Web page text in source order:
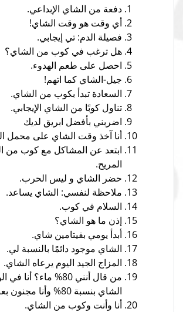
دفعة من الشاي الإبداعي.
أي وقت هو وقت الشاي!
فصيلة الدم: تي إيجابي.
هل ترغب في كوب من الشاي؟
احصل على طعم الهدوء.
جيل-الشاي كما اتهم!
السعادة تبدأ بكوب من الشاي.
تناول كوبًا من الشاي الإيجابي.
اضربني بأفضل ابريق لديك
أنا آخذ وقت الشاي على محمل
ابتعد عن المشاكل مع كوب من
المريح.
حضر الشاي و ليس الحرب.
ملاحظة لنفسي: الشاي يساعد.
السلام في كوب.
إذن ما هو الشاي؟
أبدأ يومي بفيتامين شاي.
الشاي موجود دائمًا بالنسبة لي.
المزاج الجيد اليوم يرعاه الشاي.
من قال أنني 80% ماء؟
الشاي بنسبة 80% وأنا مجنون بعض الشيء.
أنا وأنت وكوب من الشاي.